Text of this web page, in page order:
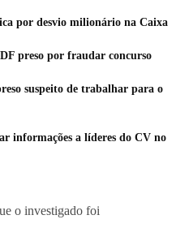
por desvio milionário na Caixa
preso por fraudar concurso
suspeito de trabalhar para o
informações a líderes do CV no
o investigado foi